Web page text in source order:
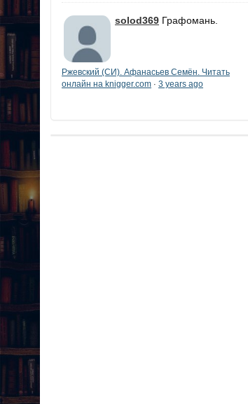
solod369 Графомань.
Ржевский (СИ). Афанасьев Семён. Читать
онлайн на knigger.com · 3 years ago